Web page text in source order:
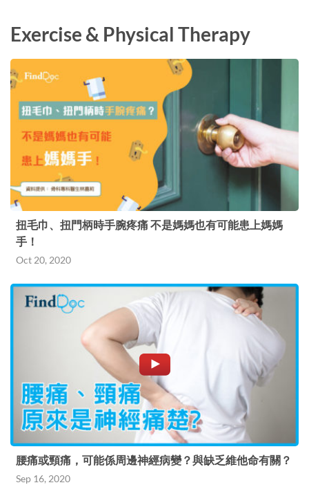
Exercise & Physical Therapy
扭毛巾、扭門柄時手腕疼痛 不是媽媽也有可能患上媽媽
手！
Oct 20, 2020
腰痛或頸痛，可能係周邊神經病變？與缺乏維他命有關？
Sep 16, 2020